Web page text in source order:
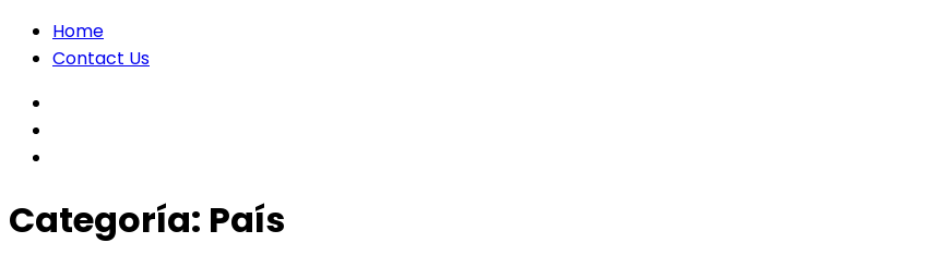
Home
Contact Us
Categoría: País